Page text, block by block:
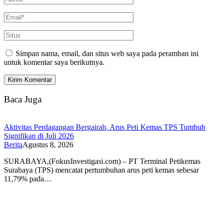
Simpan nama, email, dan situs web saya pada peramban ini
untuk komentar saya berikutnya.
Baca Juga
Aktivitas Perdagangan Bergairah, Arus Peti Kemas TPS Tumbuh
Signifikan di Juli 2026
BeritaAgustus 8, 2026
SURABAYA,(FokusInvestigasi.com) – PT Terminal Petikemas
Surabaya (TPS) mencatat pertumbuhan arus peti kemas sebesar
11,79% pada…